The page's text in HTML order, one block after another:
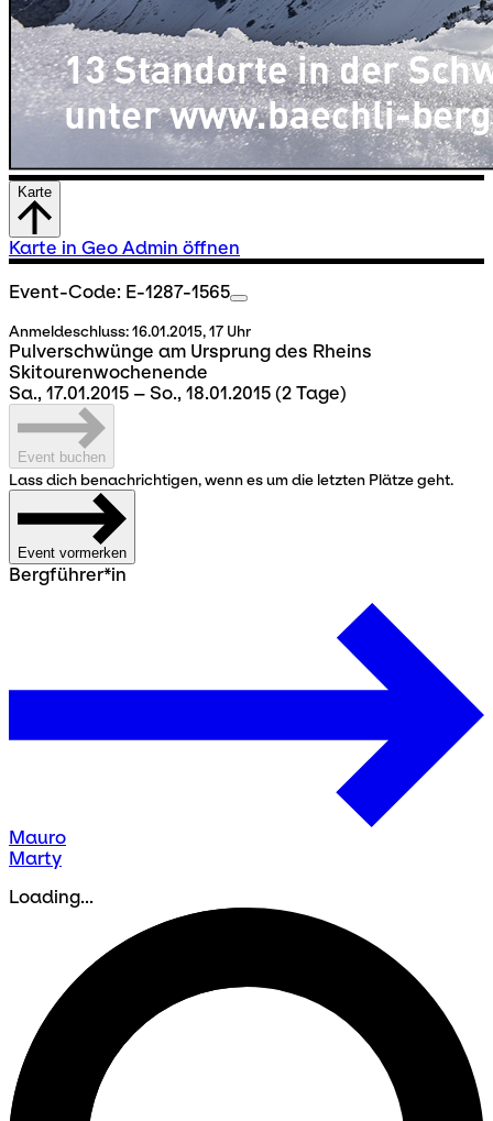
Karte
Karte in Geo Admin öffnen
Event-Code: E-1287-1565
Anmeldeschluss:16.01.2015, 17 Uhr
Pulverschwünge am Ursprung des Rheins
Skitourenwochenende
Sa., 17.01.2015 – So., 18.01.2015 (2 Tage)
Event buchen
Lass dich benachrichtigen, wenn es um die letzten Plätze geht.
Event vormerken
Bergführer*in
Mauro
Marty
Loading...